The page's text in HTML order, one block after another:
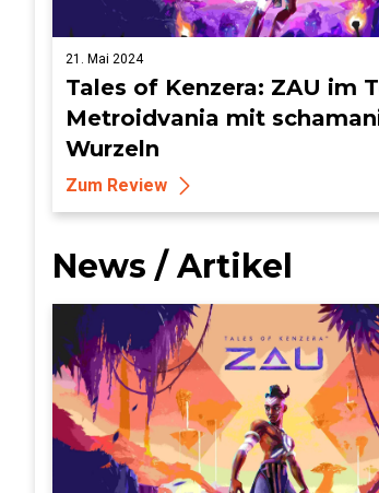
21. Mai 2024
Tales of Kenzera: ZAU im
Metroidvania mit
Wurzeln
Zum Review
News / Artikel